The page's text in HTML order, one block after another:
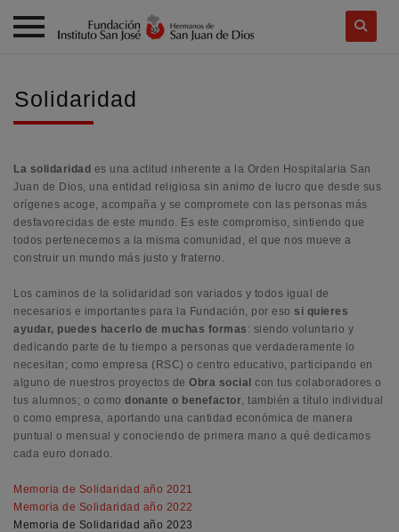
content
Solidaridad
La solidaridad es una actitud inherente a la Orden Hospitalaria San
Juan de Dios, una entidad religiosa sin animo de lucro que desde sus
orígenes acoge, acompaña y se compromete con las personas más
desfavorecidas de este mundo. Es este compromiso, sintiendo que
todos pertenecemos a la misma comunidad, el que nos mueve a
construir un mundo más justo y fraterno.
Los caminos de la solidaridad son variados y todos igual de
necesarios e importantes para la Fundación, por eso si quieres
ayudar, puedes hacerlo de muchas formas : siendo voluntario y
dedicando parte de tu tiempo a personas que verdaderamente lo
necesitan; como empresa (RSC) o centro educativo, participando en
alguno de nuestros proyectos de Obra social con tus colaboradores o
tus alumnos; o como donante o benefactor, también a título individual
o como empresa, aportando una cantidad económica de manera
puntual o mensual y conociendo de primera mano a qué dedicamos
cada euro donado.
Memoria de Solidaridad año 2021
Memoria de Solidaridad año 2022
Memoria de Solidaridad año 2023